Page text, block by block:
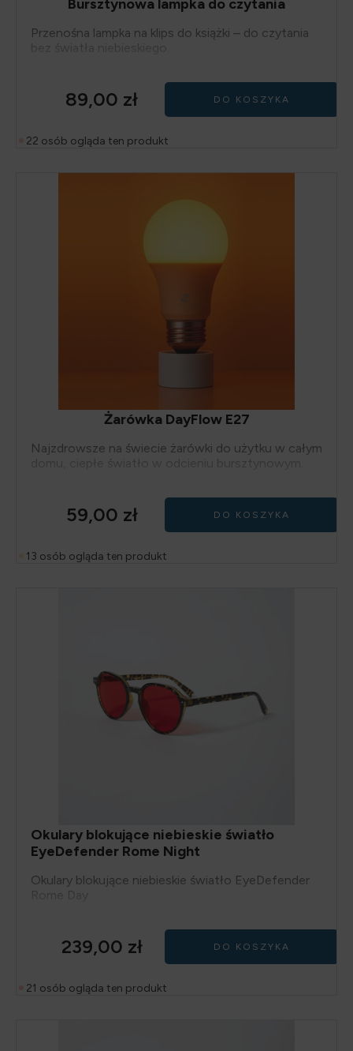
Bursztynowa lampka do czytania
Przenośna lampka na klips do książki – do czytania
89,00 zł DO KOSZYKA
22 osób ogląda ten produkt
Żarówka DayFlow E27
Najzdrowsze na świecie żarówki do użytku w całym
59,00 zł DO KOSZYKA
13 osób ogląda ten produkt
Okulary blokujące niebieskie światło
EyeDefender Rome Night
Okulary blokujące niebieskie światło EyeDefender
239,00 zł DO KOSZYKA
21 osób ogląda ten produkt